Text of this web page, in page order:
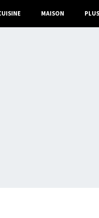
MAISON PLUS